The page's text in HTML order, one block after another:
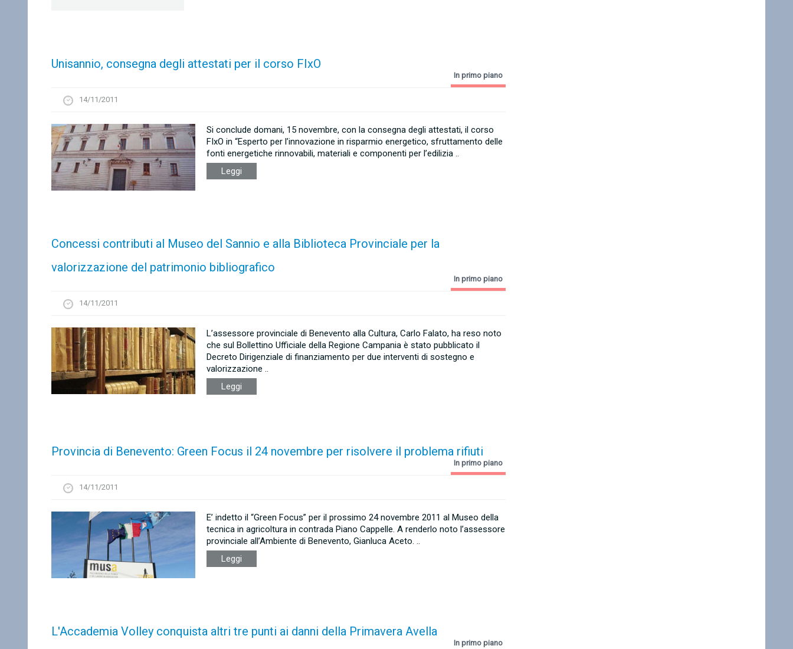
Unisannio, consegna degli attestati per il corso FIxO
In primo piano
14/11/2011
Si conclude domani, 15 novembre, con la consegna degli attestati, il corso
FIxO in “Esperto per l’innovazione in risparmio energetico, sfruttamento delle
fonti energetiche rinnovabili, materiali e componenti per l’edilizia ..
Leggi
Concessi contributi al Museo del Sannio e alla Biblioteca Provinciale per la
valorizzazione del patrimonio bibliografico
In primo piano
14/11/2011
L’assessore provinciale di Benevento alla Cultura, Carlo Falato, ha reso noto
che sul Bollettino Ufficiale della Regione Campania è stato pubblicato il
Decreto Dirigenziale di finanziamento per due interventi di sostegno e
valorizzazione ..
Leggi
Provincia di Benevento: Green Focus il 24 novembre per risolvere il problema rifiuti
In primo piano
14/11/2011
E’ indetto il “Green Focus” per il prossimo 24 novembre 2011 al Museo della
tecnica in agricoltura in contrada Piano Cappelle. A renderlo noto l’assessore
provinciale all’Ambiente di Benevento, Gianluca Aceto. ..
Leggi
L'Accademia Volley conquista altri tre punti ai danni della Primavera Avella
In primo piano